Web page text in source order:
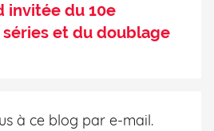
invitée du 10e
et du doublage
à ce blog par e-mail.